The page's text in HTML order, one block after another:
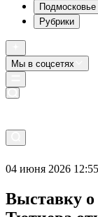
Подмосковье
Рубрики
Мы в соцсетях
04 июня 2026 12:55
Выставку о